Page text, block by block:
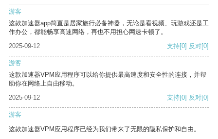
游客
这款加速器app简直是居家旅行必备神器，无论是看视频、玩游戏还是工
作办公，都能畅享高速网络，再也不用担心网速卡顿了。
2025-09-12
支持[0] 反对[0]
游客
这款加速器VPM应用程序可以给你提供最高速度和安全性的连接，并帮
助你在网络上自由移动。
2025-09-12
支持[0] 反对[0]
游客
这款加速器VPM应用程序已经为我们带来了无限的隐私保护和自由。